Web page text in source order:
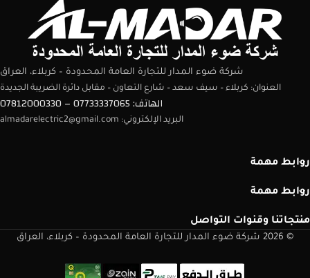
شركة ضوء المدار للتجارة العامة المحدودة – كربلاء، العراق
العنوان: كربلاء – سيف سعد – شارع التعاون – مقابل دائرة الضريبة الجديدة
الهاتف: 07733337065 – 07812000330
البريد الإلكتروني: almadarelectric2@gmail.com
روابط مهمة
روابط مهمة
منتجاتنا وقنوات التواصل
© 2026 شركة ضوء المدار للتجارة العامة المحدودة – كربلاء، العراق